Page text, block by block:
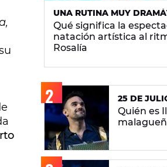
UNA RUTINA MUY
Qué significa la
natación artística al
Rosalía
25 DE
Quién es